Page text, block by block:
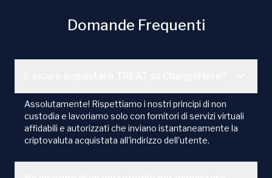
Domande Frequenti
Assolutamente! Rispettiamo i nostri principi di non
custodia e lavoriamo solo con fornitori di servizi virtuali
affidabili e autorizzati che inviano istantaneamente la
criptovaluta acquistata all'indirizzo dell'utente.